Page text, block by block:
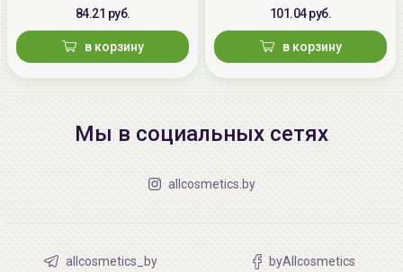
84.21 руб.
в корзину
101.04 руб.
в корзину
Мы в социальных сетях
allcosmetics.by
allcosmetics_by byAllcosmetics